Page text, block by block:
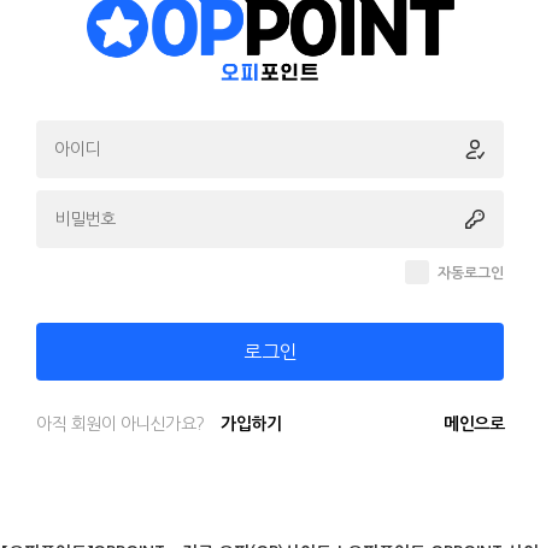
자동로그인
로그인
아직 회원이 아니신가요? 가입하기 메인으로